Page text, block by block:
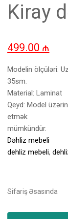
Kiray
499.00 ₼
Modelin ölçüləri:
35sm.
Material: Laminat
Qeyd: Model
etmək
mümkündür.
Dəhliz mebeli
dehliz mebeli,
Sifariş Əsasında